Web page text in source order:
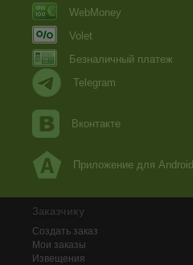
WebMoney
Volet
Безналичный платеж
Telegram
Вконтакте
Приложение для Android
Заказчику
Создать заказ
Мои заказы
Извещения